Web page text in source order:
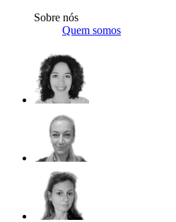
Sobre nós
Quem somos